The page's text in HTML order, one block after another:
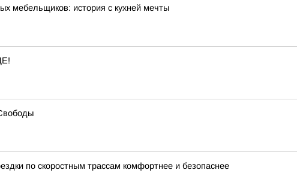
мебельщиков: история с кухней мечты
по скоростным трассам комфортнее и безопаснее